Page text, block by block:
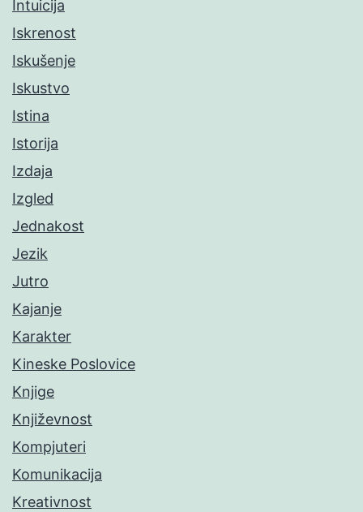
Intuicija
Iskrenost
Iskušenje
Iskustvo
Istina
Istorija
Izdaja
Izgled
Jednakost
Jezik
Jutro
Kajanje
Karakter
Kineske Poslovice
Knjige
Književnost
Kompjuteri
Komunikacija
Kreativnost